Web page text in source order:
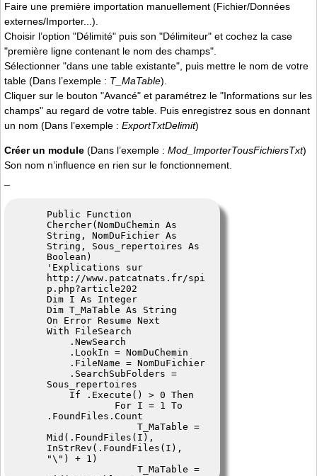
Faire une première importation manuellement (Fichier/Données
externes/Importer...).
Choisir l’option "Délimité" puis son "Délimiteur" et cochez la case
"première ligne contenant le nom des champs".
Sélectionner "dans une table existante", puis mettre le nom de votre
table (Dans l’exemple : T_MaTable).
Cliquer sur le bouton "Avancé" et paramétrez le "Informations sur les
champs" au regard de votre table. Puis enregistrez sous en donnant
un nom (Dans l’exemple : ExportTxtDelimit)
Créer un module (Dans l’exemple : Mod_ImporterTousFichiersTxt)
Son nom n’influence en rien sur le fonctionnement.